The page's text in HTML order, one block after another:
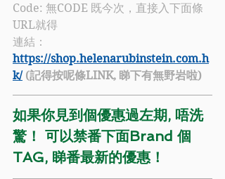
Code: 無CODE 既今次，直接入下面條
URL就得
連結：
https://shop.helenarubinstein.com.h
k/ (記得按呢條LINK, 睇下有無野岩啦)
如果你見到個優惠過左期, 唔洗
驚！ 可以禁番下面Brand 個
TAG, 睇番最新的優惠！